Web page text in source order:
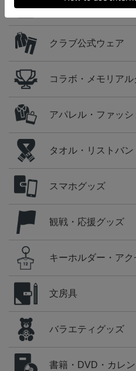
ユニフォーム
クラブ公式ウェア
コラボ・メモリア
アパレル・ファッシ
タオル・リストバン
スマホグッズ
観戦・応援グッズ
キーホルダー・アク
文房具
バラエティグッズ
書籍・DVD・カレ